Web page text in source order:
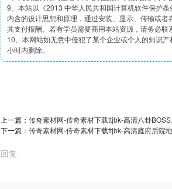
9、本站以《2013 中华人民共和国计算机软件保护
内含的设计思想和原理，通过安装、显示、传输或
其支付报酬。若有学员需要商用本站资源，请务必联
10、本网站如无意中侵犯了某个企业或个人的知识
小时内删除。
上一篇： 传奇素材网-传奇素材下载ttjbk-高清八卦
下一篇： 传奇素材网-传奇素材下载ttjbk-高清庭府后院
回复